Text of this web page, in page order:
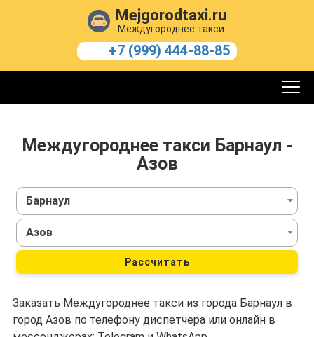
Mejgorodtaxi.ru
Междугороднее такси
+7 (999) 444-88-85
Междугороднее такси Барнаул -
Азов
Барнаул
Азов
Рассчитать
Заказать Междугороднее такси из города Барнаул в
город Азов по телефону диспетчера или онлайн в